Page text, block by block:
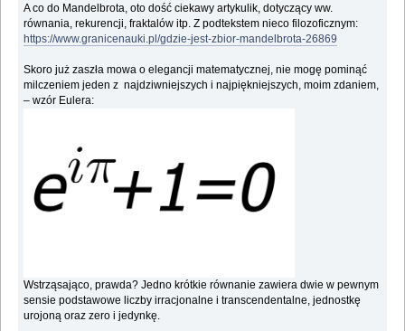
A co do Mandelbrota, oto dość ciekawy artykulik, dotyczący ww.
równania, rekurencji, fraktalów itp. Z podtekstem nieco filozoficznym:
https://www.granicenauki.pl/gdzie-jest-zbior-mandelbrota-26869
Skoro już zaszła mowa o elegancji matematycznej, nie mogę pominąć
milczeniem jeden z najdziwniejszych i najpiękniejszych, moim zdaniem,
– wzór Eulera:
Wstrząsająco, prawda? Jedno krótkie równanie zawiera dwie w pewnym
sensie podstawowe liczby irracjonalne i transcendentalne, jednostkę
urojoną oraz zero i jedynkę.